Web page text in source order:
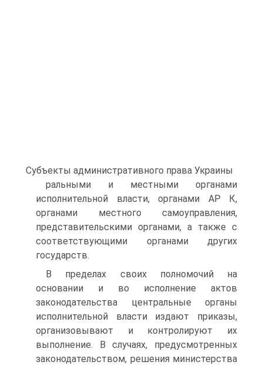
Субъекты административного права Украины
ральными и местными органами
исполнительной власти, органами АР К,
органами местного самоуправления,
представительскими органами, а также с
соответствующими органами других
государств.
В пределах своих полномочий на
основании и во исполнение актов
законодательства центральные органы
исполнительной власти издают приказы,
организовывают и контролируют их
выполнение. В случаях, предусмотренных
законодательством, решения министерства